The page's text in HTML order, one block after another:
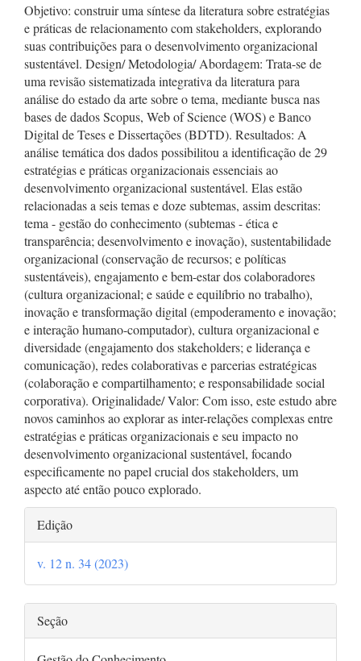
Objetivo: construir uma síntese da literatura sobre estratégias
e práticas de relacionamento com stakeholders, explorando
suas contribuições para o desenvolvimento organizacional
sustentável. Design/ Metodologia/ Abordagem: Trata-se de
uma revisão sistematizada integrativa da literatura para
análise do estado da arte sobre o tema, mediante busca nas
bases de dados Scopus, Web of Science (WOS) e Banco
Digital de Teses e Dissertações (BDTD). Resultados: A
análise temática dos dados possibilitou a identificação de 29
estratégias e práticas organizacionais essenciais ao
desenvolvimento organizacional sustentável. Elas estão
relacionadas a seis temas e doze subtemas, assim descritas:
tema - gestão do conhecimento (subtemas - ética e
transparência; desenvolvimento e inovação), sustentabilidade
organizacional (conservação de recursos; e políticas
sustentáveis), engajamento e bem-estar dos colaboradores
(cultura organizacional; e saúde e equilíbrio no trabalho),
inovação e transformação digital (empoderamento e inovação;
e interação humano-computador), cultura organizacional e
diversidade (engajamento dos stakeholders; e liderança e
comunicação), redes colaborativas e parcerias estratégicas
(colaboração e compartilhamento; e responsabilidade social
corporativa). Originalidade/ Valor: Com isso, este estudo abre
novos caminhos ao explorar as inter-relações complexas entre
estratégias e práticas organizacionais e seu impacto no
desenvolvimento organizacional sustentável, focando
especificamente no papel crucial dos stakeholders, um
aspecto até então pouco explorado.
Detalhes
do
artigo
Edição
v. 12 n. 34 (2023)
Seção